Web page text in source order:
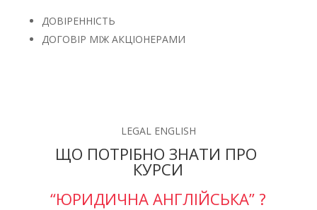
ДОВІРЕННІСТЬ
ДОГОВІР МІЖ АКЦІОНЕРАМИ
LEGAL ENGLISH
ЩО ПОТРІБНО ЗНАТИ ПРО
КУРСИ
“ЮРИДИЧНА АНГЛІЙСЬКА” ?